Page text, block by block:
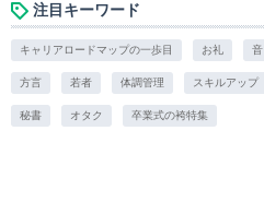
注目キーワード
キャリアロードマップの一歩目 お礼 音
方言 若者 体調管理 スキルアップ
秘書 オタク 卒業式の袴特集